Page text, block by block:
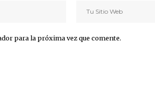
para la próxima vez que comente.